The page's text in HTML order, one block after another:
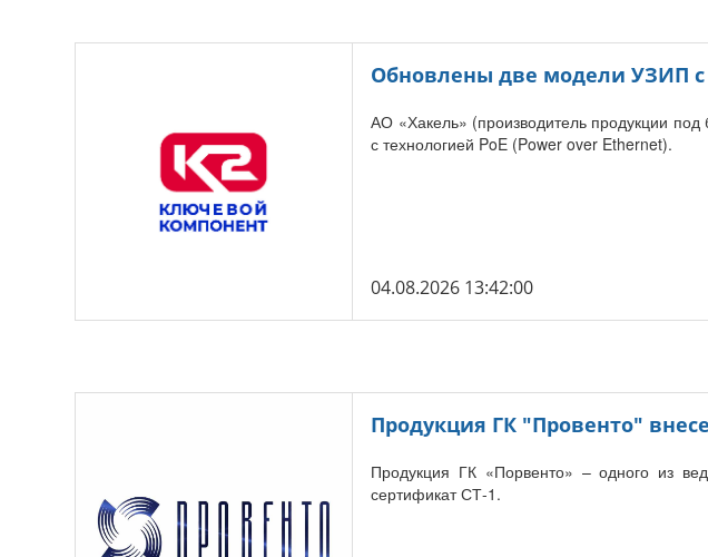
Обновлены две модели УЗИП с
АО «Хакель» (производитель продукции
с технологией PoE (Power over Ethernet).
04.08.2026 13:42:00
Продукция ГК "Провенто"
Продукция ГК «Порвенто» – одного из
сертификат СТ-1.